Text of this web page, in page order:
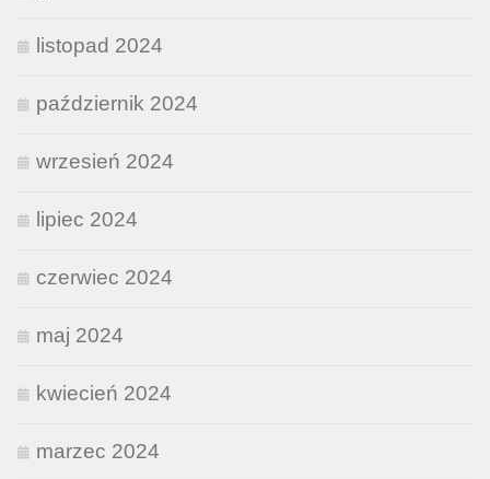
listopad 2024
październik 2024
wrzesień 2024
lipiec 2024
czerwiec 2024
maj 2024
kwiecień 2024
marzec 2024